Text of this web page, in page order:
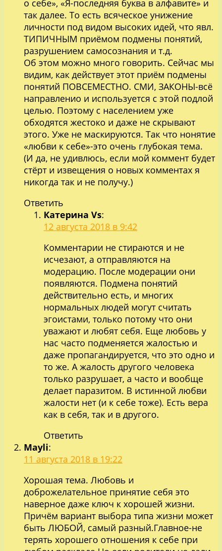
о себе», «Я-последняя буква в алфавите» и
так далее. То есть всяческое унижение
личности под видом высоких идей, что явл.
ТИПИЧНЫМ приёмом подмены понятий,
разрушением самосознания и т.д.
Об этом можно много говорить. Сейчас мы
видим, как действует этот приём подмены
понятий ПОВСЕМЕСТНО. СМИ, ЗАКОНЫ-всё
направленио и используется с этой подлой
целью. Поэтому с населением уже
обходятся жестоко и даже не скрывают
этого. Уже не маскируются. Так что нонятие
«любви к себе»-это очень глубокая тема.
(И да, не удивлюсь, если мой коммент будет
стёрт и извещения о новых комментах я
никогда так и не получу.)
Ответить
Катерина Vs:
12 августа 2018 в 9:42
Комментарии не стираются и не
исчезают, а отправляются на
модерацию. После модерации они
появляются. Подмена понятий
действительно есть, и многих
нормальных людей могут считать
эгоистами, только потому что они
уважают и любят себя. Еще любовь у
нас часто подменяется жалостью и
даже пропагандируется, что это одно и
то же. А жалость другого человека
только разрушает, а часто и вообще
делает паразитом. В истинной любви
жалости нет (и к себе тоже). Есть вера
как в себя, так и в другого.
Ответить
Mayli:
11 августа 2018 в 19:22
Хорошая тема. Любовь и
доброжелательное принятие себя это
наверное даже ключ к хорошей жизни.
Причём вариант выбора типа жизни может
быть ЛЮБОЙ, самый разный.Главное-не
терять хорошего отношения к себе при